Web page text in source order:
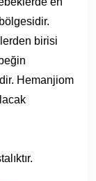
birisi
Hemanjiom